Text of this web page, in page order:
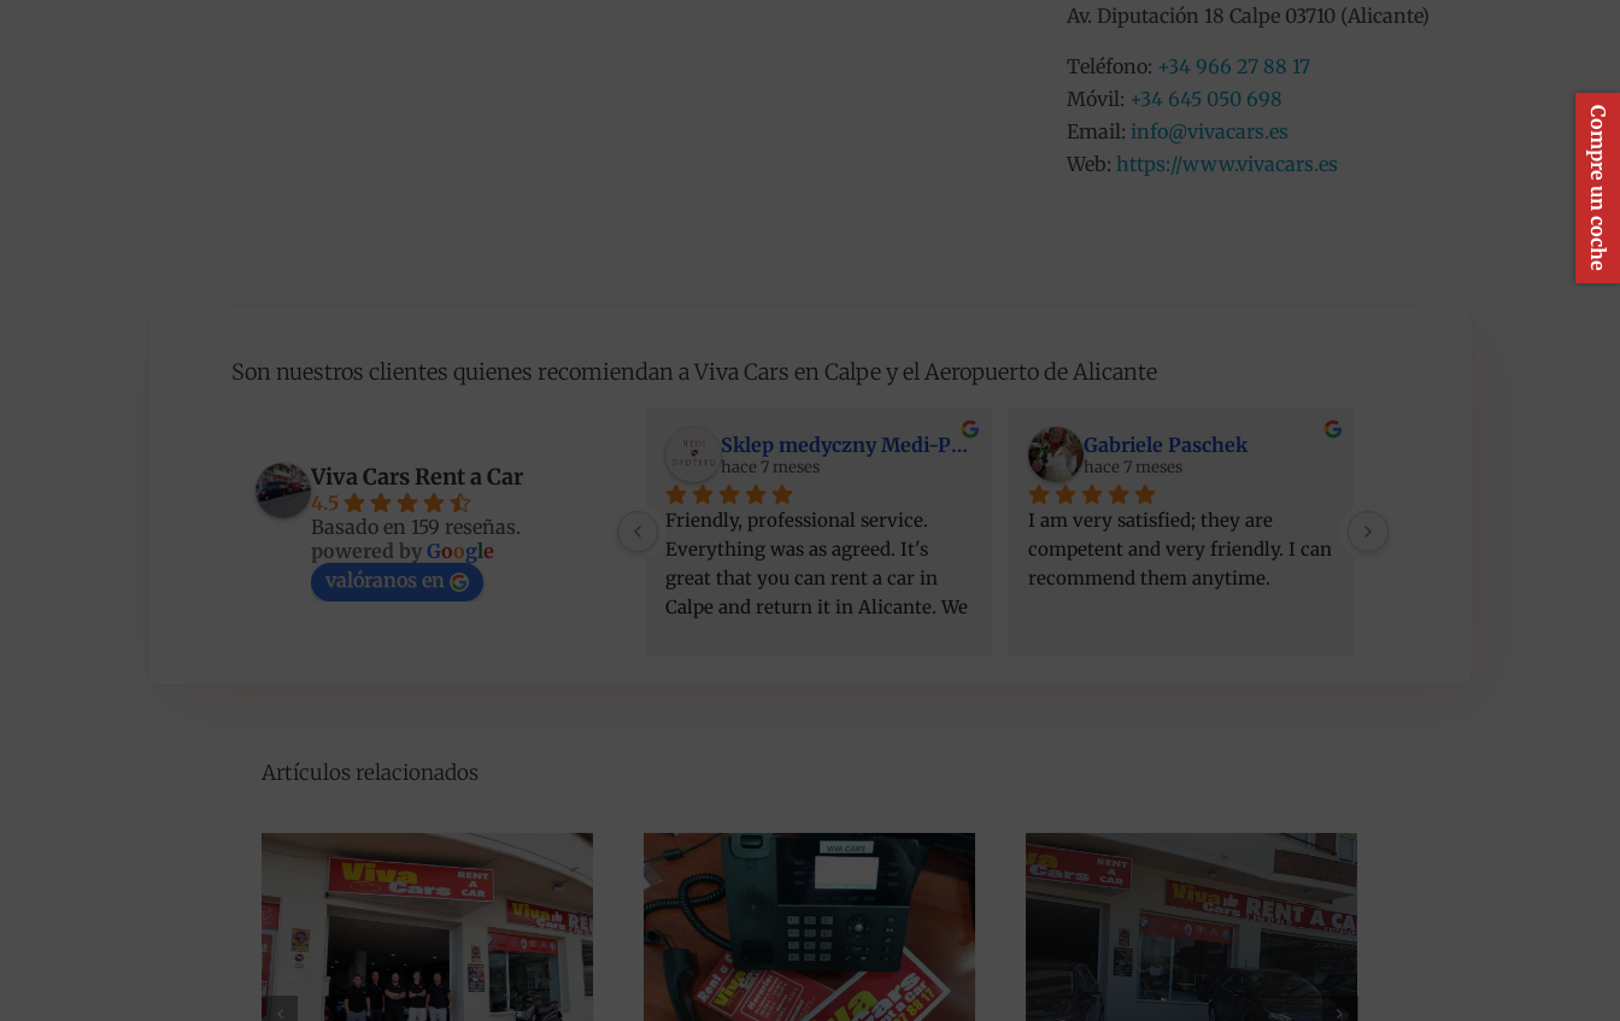
Av. Diputación 18 Calpe 03710 (Alicante)
Teléfono: +34 966 27 88 17
Móvil: +34 645 050 698
Email: info@vivacars.es
Web: https://www.vivacars.es
Son nuestros clientes quienes recomiendan a Viva Cars en Calpe y el Aeropuerto de Alicante
Viva Cars Rent a Car
4.5
Basado en 159 reseñas.
powered by Google
valóranos en
Sklep medyczny Medi-Partner
hace 7 meses
Friendly, professional service.
Everything was as agreed. It's
great that you can rent a car in
Calpe and return it in Alicante. We
Gabriele Paschek
hace 7 meses
I am very satisfied; they are
competent and very friendly. I can
recommend them anytime.
Artículos relacionados
Compre un coche